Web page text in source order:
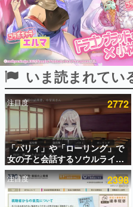
ピックアップ
電ファミのいま読まれている記
アプリセール情報
インタビュー
連載・特集一覧
いま読まれてい
注目度 2772
「パリィ」や「ローリング」で
女の子と会話するソウルライク
恋愛ゲーム『小早川さんはソウ
ルライク』無料公開。返事に失
敗すると「YOU DIED」
注目度 2398